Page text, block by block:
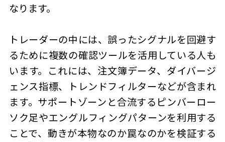
なります。
トレーダーの中には、誤ったシグナルを回避す
るために複数の確認ツールを活用している人も
います。これには、注文簿データ、ダイバージ
ェンス指標、トレンドフィルターなどが含まれ
ます。サポートゾーンと合流するピンバーロー
ソク足やエングルフィングパターンを利用する
ことで、動きが本物なのか罠なのかを検証する